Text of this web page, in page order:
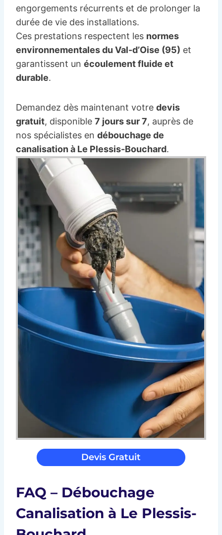
engorgements récurrents et de prolonger la
durée de vie des installations.
Ces prestations respectent les normes
environnementales du Val-d’Oise (95) et
garantissent un écoulement fluide et
durable.
Demandez dès maintenant votre devis
gratuit, disponible 7 jours sur 7, auprès de
nos spécialistes en débouchage de
canalisation à Le Plessis-Bouchard.
Devis Gratuit
FAQ – Débouchage
Canalisation à Le Plessis-